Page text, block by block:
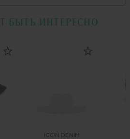
БЫТЬ ИНТЕРЕСНО
ICON DENIM